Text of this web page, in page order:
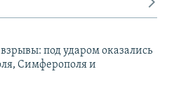
под ударом оказались
Симферополя и